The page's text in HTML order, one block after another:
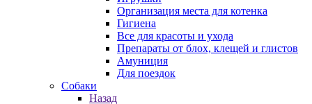
Организация места для котенка
Гигиена
Все для красоты и ухода
Препараты от блох, клещей и глистов
Амуниция
Для поездок
Собаки
Назад